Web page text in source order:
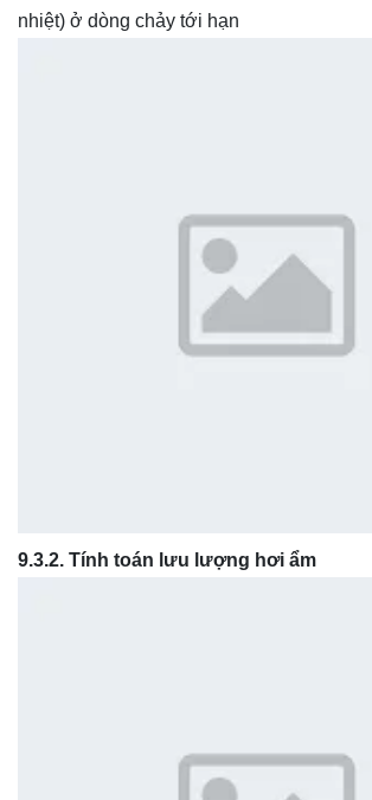
nhiệt) ở dòng chảy tới hạn
9.3.2. Tính toán lưu lượng hơi ẩm